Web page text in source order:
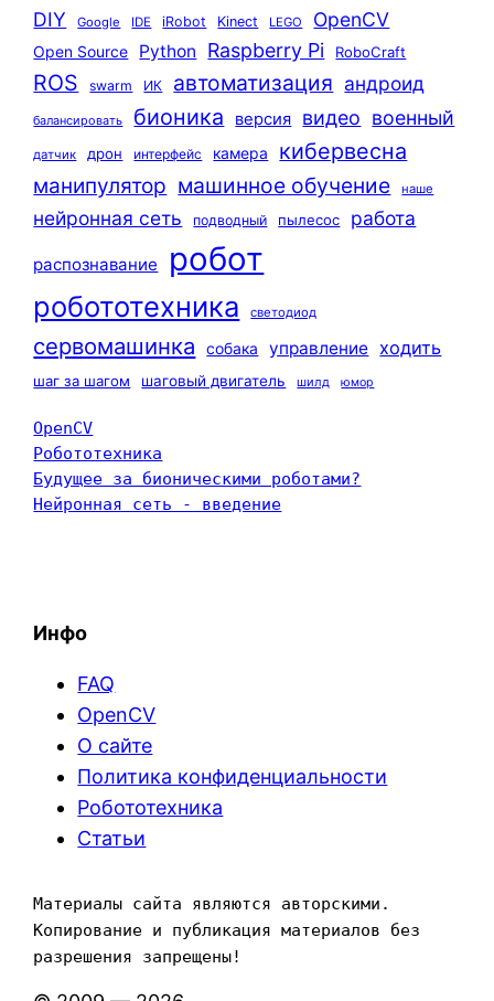
DIY Google IDE iRobot Kinect LEGO OpenCV
Open Source Python Raspberry Pi RoboCraft
ROS swarm ИК автоматизация андроид
балансировать бионика версия видео военный
датчик дрон интерфейс камера кибервесна
манипулятор машинное обучение наше
нейронная сеть подводный пылесос работа
распознавание робот
робототехника светодиод
сервомашинка собака управление ходить
шаг за шагом шаговый двигатель шилд юмор
OpenCV
Робототехника
Будущее за бионическими роботами?
Нейронная сеть - введение
Инфо
FAQ
OpenCV
О сайте
Политика конфиденциальности
Робототехника
Статьи
Материалы сайта являются авторскими.
Копирование и публикация материалов без
разрешения запрещены!